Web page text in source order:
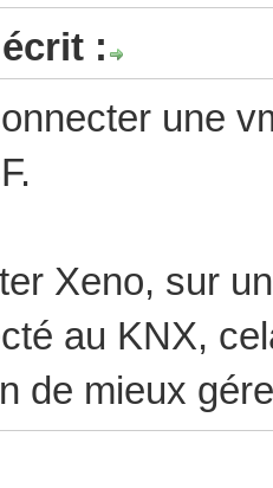
:
une
Xeno, sur
au KNX,
de mieux